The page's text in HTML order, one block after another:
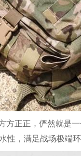
方正正，俨然就是
性，满足战场极端环